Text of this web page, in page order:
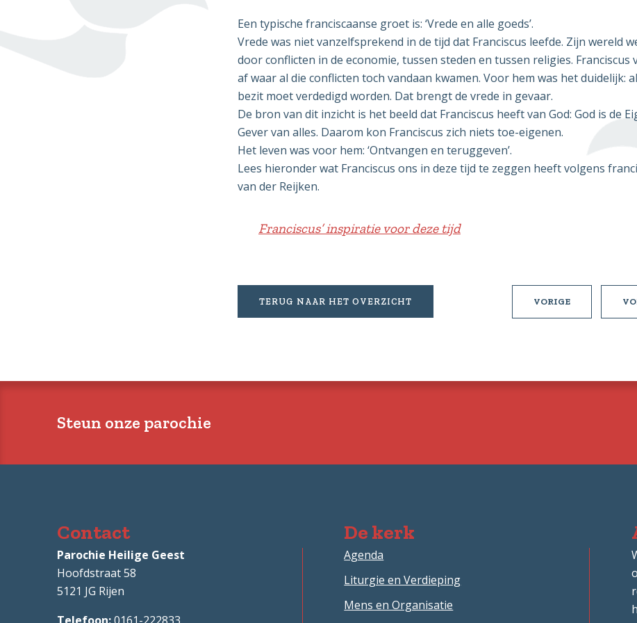
Een typische franciscaanse groet is: ‘Vrede en alle goeds’.
Vrede was niet vanzelfsprekend in de tijd dat Franciscus leefde. Zijn wereld
door conflicten in de economie, tussen steden en tussen religies. Franciscus
af waar al die conflicten toch vandaan kwamen. Voor hem was het duidelijk:
bezit moet verdedigd worden. Dat brengt de vrede in gevaar.
De bron van dit inzicht is het beeld dat Franciscus heeft van God: God is de
Gever van alles. Daarom kon Franciscus zich niets toe-eigenen.
Het leven was voor hem: ‘Ontvangen en teruggeven’.
Lees hieronder wat Franciscus ons in deze tijd te zeggen heeft volgens
van der Reijken.
Franciscus’ inspiratie voor deze tijd
TERUG NAAR HET OVERZICHT VORIGEDIE
Steun onze parochie
Contact
Parochie Heilige Geest
Hoofdstraat 58
5121 JG Rijen
De kerk
Agenda
Liturgie en Verdieping
Mens en Organisatie